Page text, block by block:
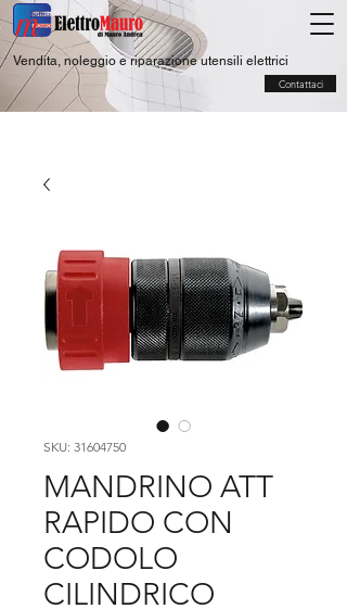
Vendita, noleggio e riparazione utensili elettrici
Contattaci
SKU: 31604750
MANDRINO ATT
RAPIDO CON
CODOLO
CILINDRICO